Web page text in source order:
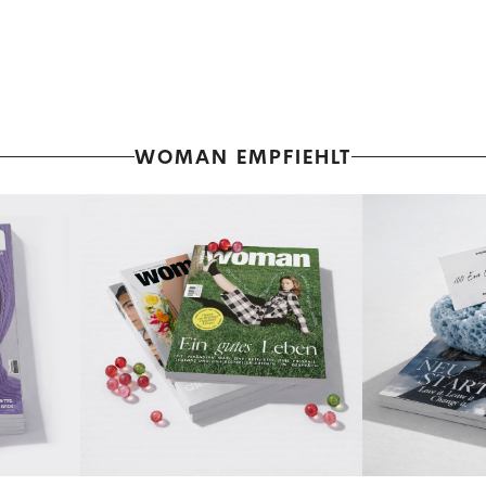
WOMAN EMPFIEHLT